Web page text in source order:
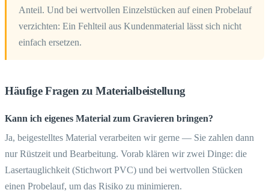
Anteil. Und bei wertvollen Einzelstücken auf einen Probelauf
verzichten: Ein Fehlteil aus Kundenmaterial lässt sich nicht
einfach ersetzen.
Häufige Fragen zu Materialbeistellung
Kann ich eigenes Material zum Gravieren bringen?
Ja, beigestelltes Material verarbeiten wir gerne — Sie zahlen dann
nur Rüstzeit und Bearbeitung. Vorab klären wir zwei Dinge: die
Lasertauglichkeit (Stichwort PVC) und bei wertvollen Stücken
einen Probelauf, um das Risiko zu minimieren.